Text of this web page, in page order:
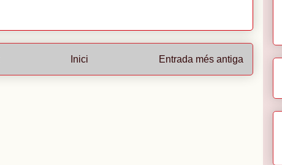
Entrada més antiga
Inici